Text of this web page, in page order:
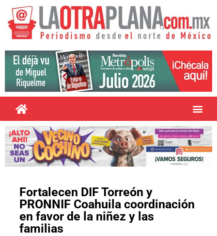
Fortalecen DIF Torreón y
PRONNIF Coahuila coordinación
en favor de la niñez y las
familias